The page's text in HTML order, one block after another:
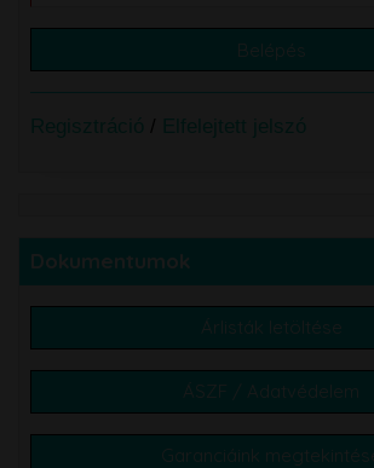
Regisztráció / Elfelejtett jelszó
Dokumentumok
Árlisták letöltése
ÁSZF / Adatvédelem
Garanciáink megtekintése